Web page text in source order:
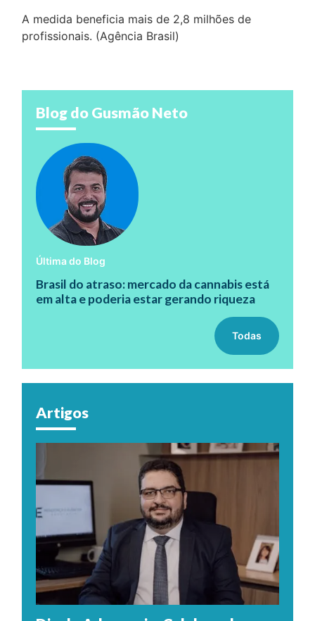
A medida beneficia mais de 2,8 milhões de
profissionais. (Agência Brasil)
Blog do Gusmão Neto
Última do Blog
Brasil do atraso: mercado da cannabis está
em alta e poderia estar gerando riqueza
Todas
Artigos